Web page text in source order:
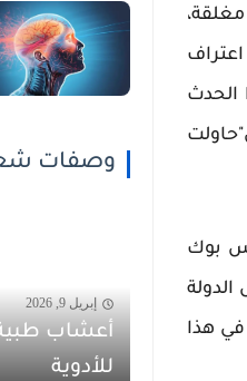
الحدث
بوك
هذا
وصفات
إبريل 9, 2026
أعشاب
للأدوية